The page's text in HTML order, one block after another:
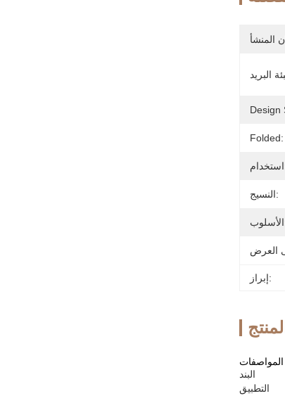
Design
Folded:
النسيج:
إبراز:
المواصفات
البند
التطبيق